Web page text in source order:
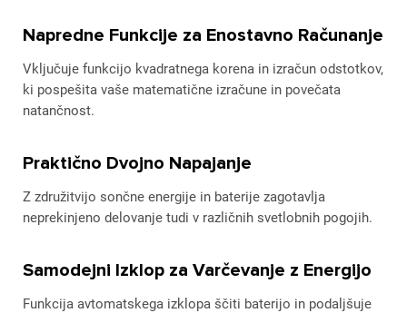
Napredne Funkcije za Enostavno Računanje
Vključuje funkcijo kvadratnega korena in izračun odstotkov,
ki pospešita vaše matematične izračune in povečata
natančnost.
Praktično Dvojno Napajanje
Z združitvijo sončne energije in baterije zagotavlja
neprekinjeno delovanje tudi v različnih svetlobnih pogojih.
Samodejni Izklop za Varčevanje z Energijo
Funkcija avtomatskega izklopa ščiti baterijo in podaljšuje